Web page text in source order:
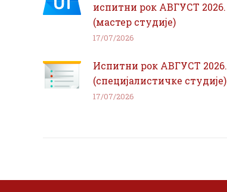
испитни рок АВГУСТ 2026.
(мастер студије)
17/07/2026
Испитни рок АВГУСТ 2026.
(специјалистичке студије)
17/07/2026